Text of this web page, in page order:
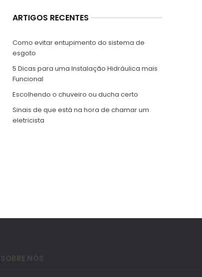
ARTIGOS RECENTES
Como evitar entupimento do sistema de
esgoto
5 Dicas para uma Instalação Hidráulica mais
Funcional
Escolhendo o chuveiro ou ducha certo
Sinais de que está na hora de chamar um
eletricista